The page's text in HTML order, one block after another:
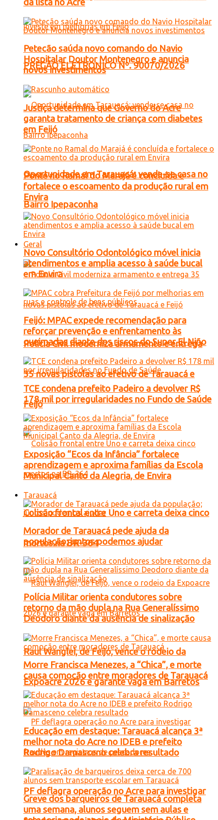
PREGÃO ELETRONICO Nº. 90070/2026
Oportunidade em Tarauacá: vende-se casa no
Bairro Ipepaconha
Geral
Polícia Civil moderniza armamento e entrega
35 novas pistolas ao efetivo de Tarauacá e
Feijó
Colisão frontal entre Uno e carreta deixa cinco
mortos na BR-364
Raul Wanglei, de Feijó, vence o rodeio da
Expoacre 2026 e garante vaga em Barretos
PF deflagra operação no Acre para investigar
da lista no Acre
Petecão saúda novo comando do Navio
Hospitalar Doutor Montenegro e anuncia
novos investimentos
Justiça determina que Governo do Acre
garanta tratamento de criança com diabetes
em Feijó
Ponte no Ramal do Marajá é concluída e
fortalece o escoamento da produção rural em
Envira
Novo Consultório Odontológico móvel inicia
atendimentos e amplia acesso à saúde bucal
em Envira
Feijó: MPAC expede recomendação para
reforçar prevenção e enfrentamento às
queimadas diante dos riscos do Super El Niño
TCE condena prefeito Padeiro a devolver R$
178 mil por irregularidades no Fundo de Saúde
Exposição “Ecos da Infância” fortalece
aprendizagem e aproxima famílias da Escola
Municipal Canto da Alegria, de Envira
Tarauacá
Morador de Tarauacá pede ajuda da
população; juntos podemos ajudar
Polícia Militar orienta condutores sobre
retorno da mão dupla na Rua Generalíssimo
Deodoro diante da ausência de sinalização
Morre Francisca Menezes, a “Chica”, e morte
causa comoção entre moradores de Tarauacá
Educação em destaque: Tarauacá alcança 3ª
melhor nota do Acre no IDEB e prefeito
Rodrigo Damasceno celebra resultado
Greve dos barqueiros de Tarauacá completa
uma semana, alunos seguem sem aulas e